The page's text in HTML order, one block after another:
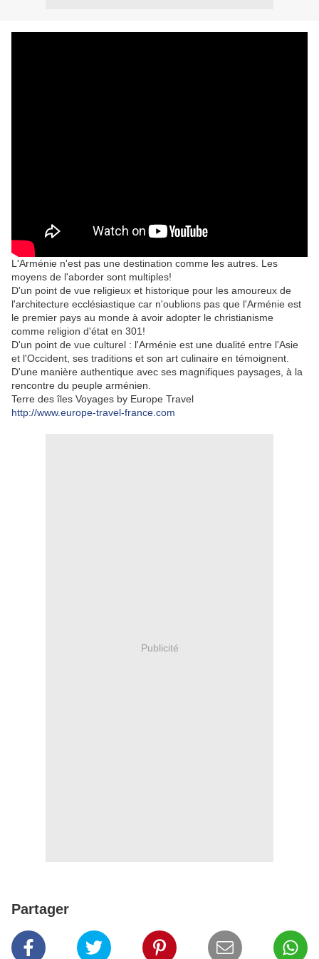
L'Arménie n'est pas une destination comme les autres. Les
moyens de l'aborder sont multiples!
D'un point de vue religieux et historique pour les amoureux de
l'architecture ecclésiastique car n'oublions pas que l'Arménie est
le premier pays au monde à avoir adopter le christianisme
comme religion d'état en 301!
D'un point de vue culturel : l'Arménie est une dualité entre l'Asie
et l'Occident, ses traditions et son art culinaire en témoignent.
D'une manière authentique avec ses magnifiques paysages, à la
rencontre du peuple arménien.
Terre des îles Voyages by Europe Travel
http://www.europe-travel-france.com
Publicité
Partager